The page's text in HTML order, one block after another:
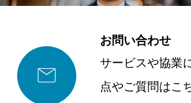

お問い合わせ
サービスや協業
点やご質問はこ